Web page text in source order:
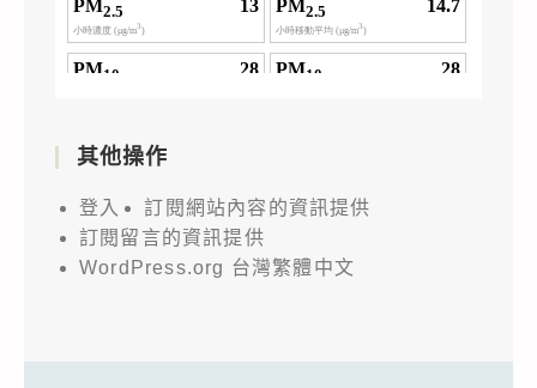
其他操作
登入
訂閱網站內容的資訊提供
訂閱留言的資訊提供
WordPress.org 台灣繁體中文